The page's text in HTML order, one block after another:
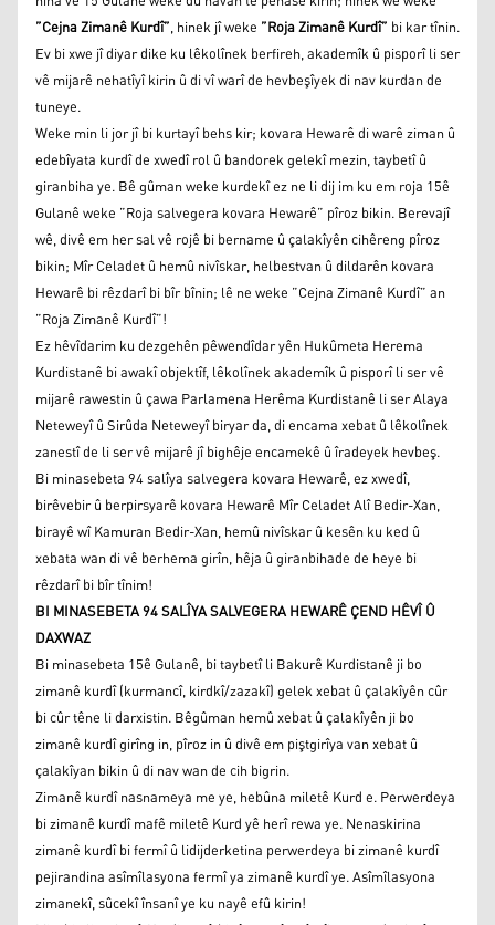
”Cejna Zimanê Kurdî”, hinek jî weke ”Roja Zimanê Kurdî” bi kar tînin.
Ev bi xwe jî diyar dike ku lêkolînek berfireh, akademîk û pisporî li ser
vê mijarê nehatîyî kirin û di vî warî de hevbeşîyek di nav kurdan de
tuneye.
Weke min li jor jî bi kurtayî behs kir; kovara Hewarê di warê ziman û
edebîyata kurdî de xwedî rol û bandorek gelekî mezin, taybetî û
giranbiha ye. Bê gûman weke kurdekî ez ne li dij im ku em roja 15ê
Gulanê weke ”Roja salvegera kovara Hewarê” pîroz bikin. Berevajî
wê, divê em her sal vê rojê bi bername û çalakîyên cihêreng pîroz
bikin; Mîr Celadet û hemû nivîskar, helbestvan û dildarên kovara
Hewarê bi rêzdarî bi bîr bînin; lê ne weke ”Cejna Zimanê Kurdî” an
”Roja Zimanê Kurdî”!
Ez hêvîdarim ku dezgehên pêwendîdar yên Hukûmeta Herema
Kurdistanê bi awakî objektîf, lêkolînek akademîk û pisporî li ser vê
mijarê rawestin û çawa Parlamena Herêma Kurdistanê li ser Alaya
Neteweyî û Sirûda Neteweyî biryar da, di encama xebat û lêkolînek
zanestî de li ser vê mijarê jî bighêje encamekê û îradeyek hevbeş.
Bi minasebeta 94 salîya salvegera kovara Hewarê, ez xwedî,
birêvebir û berpirsyarê kovara Hewarê Mîr Celadet Alî Bedir-Xan,
birayê wî Kamuran Bedir-Xan, hemû nivîskar û kesên ku ked û
xebata wan di vê berhema girîn, hêja û giranbihade de heye bi
rêzdarî bi bîr tînim!
BI MINASEBETA 94 SALÎYA SALVEGERA HEWARÊ ÇEND HÊVÎ Û
DAXWAZ
Bi minasebeta 15ê Gulanê, bi taybetî li Bakurê Kurdistanê ji bo
zimanê kurdî (kurmancî, kirdkî/zazakî) gelek xebat û çalakîyên cûr
bi cûr têne li darxistin. Bêgûman hemû xebat û çalakîyên ji bo
zimanê kurdî girîng in, pîroz in û divê em piştgirîya van xebat û
çalakîyan bikin û di nav wan de cih bigrin.
Zimanê kurdî nasnameya me ye, hebûna miletê Kurd e. Perwerdeya
bi zimanê kurdî mafê miletê Kurd yê herî rewa ye. Nenaskirina
zimanê kurdî bi fermî û lidijderketina perwerdeya bi zimanê kurdî
pejirandina asîmîlasyona fermî ya zimanê kurdî ye. Asîmîlasyona
zimanekî, sûcekî însanî ye ku nayê efû kirin!